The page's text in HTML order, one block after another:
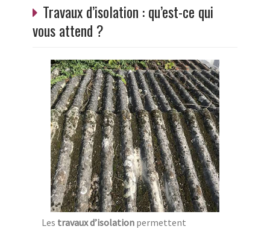
Travaux d’isolation : qu’est-ce qui
vous attend ?
Les travaux d’isolation permettent